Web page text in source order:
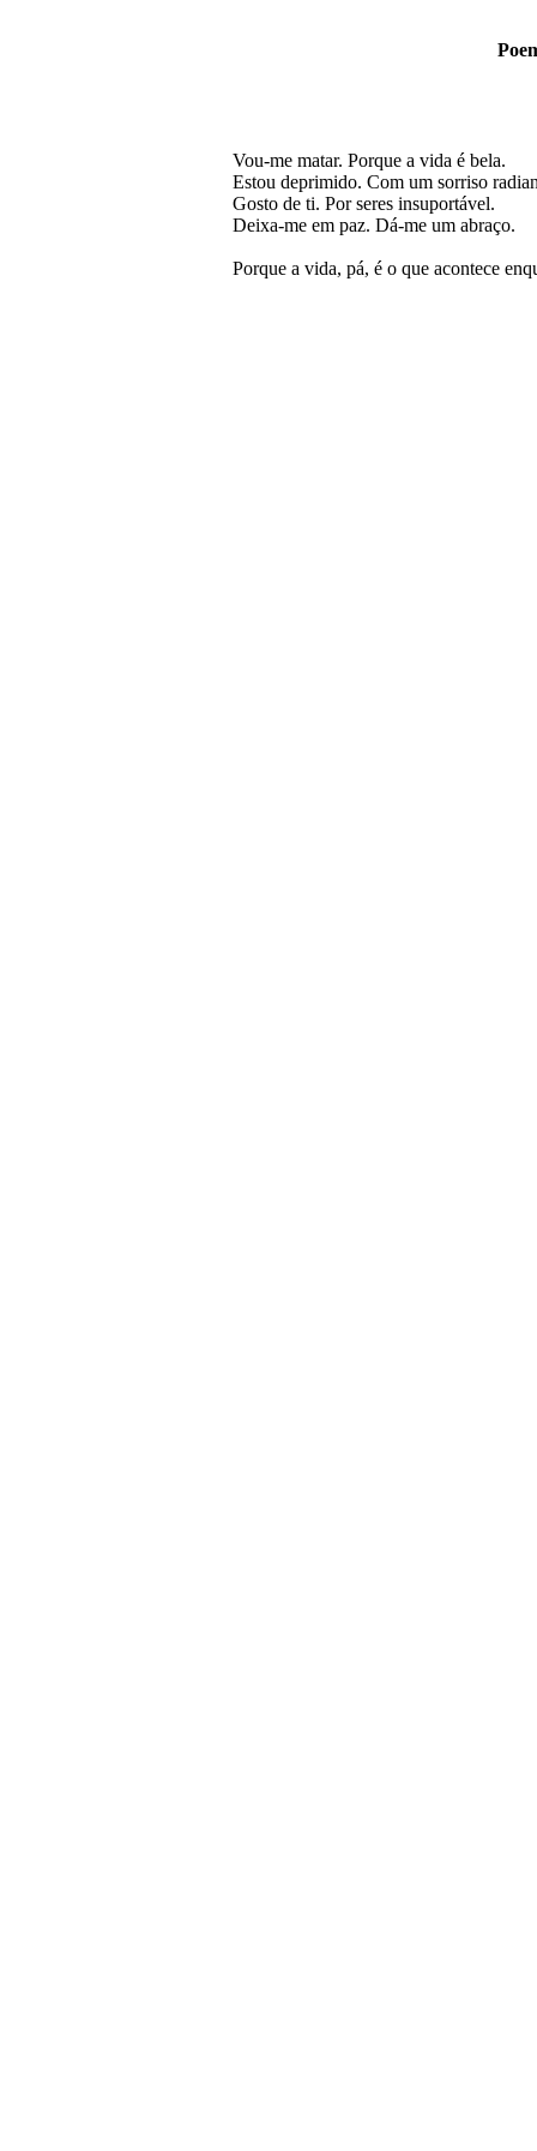
Vou-me matar. Porque a vida é bela.
Estou deprimido. Com um sorriso
Gosto de ti. Por seres insuportável.
Deixa-me em paz. Dá-me um abraço.
Porque a vida, pá, é o que acontece